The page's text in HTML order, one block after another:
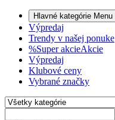
Hlavné kategórie Menu
Výpredaj
Trendy v našej ponuke
%Super akcieAkcie
Výpredaj
Klubové ceny
Vybrané značky